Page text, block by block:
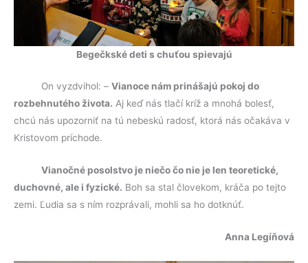
Begečkské deti s chuťou spievajú
On vyzdvihol: – Vianoce nám prinášajú pokoj do
rozbehnutého života. Aj keď nás tlačí kríž a mnohá bolesť,
chcú nás upozorniť na tú nebeskú radosť, ktorá nás očakáva v
Kristovom príchode.
Vianočné posolstvo je niečo čo nie je len teoretické,
duchovné, ale i fyzické. Boh sa stal človekom, kráča po tejto
zemi. Ľudia sa s ním rozprávali, mohli sa ho dotknúť.
Anna Legíňová